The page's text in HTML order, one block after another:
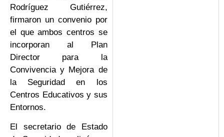
Rodríguez Gutiérrez,
firmaron un convenio por
el que ambos centros se
incorporan al Plan
Director para la
Convivencia y Mejora de
la Seguridad en los
Centros Educativos y sus
Entornos.
El secretario de Estado